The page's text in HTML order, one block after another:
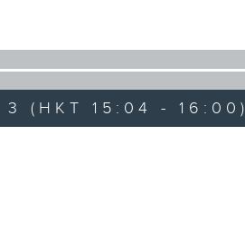
3 (HKT 15:04 - 16:00)